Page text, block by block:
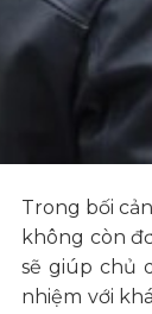
Trong bối
không còn
sẽ giúp chủ
nhiệm với